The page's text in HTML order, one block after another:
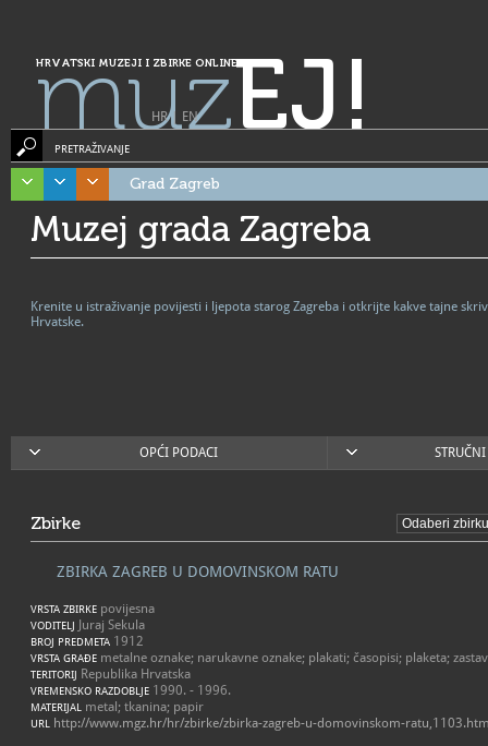
HRVATSKI MUZEJI I ZBIRKE ONLINE
muzEJ!
HR| EN
PRETRAŽIVANJE
Grad Zagreb
Muzej grada Zagreba
Krenite u istraživanje povijesti i ljepota starog Zagreba i otkrijte kakve tajne
Hrvatske.
OPĆI PODACI
Zbirke
ZBIRKA ZAGREB U DOMOVINSKOM RATU
VRSTA ZBIRKE povijesna
VODITELJ Juraj Sekula
BROJ PREDMETA 1912
VRSTA GRAĐE metalne oznake; narukavne oznake; plakati; časopisi; plaketa;
TERITORIJ Republika Hrvatska
VREMENSKO RAZDOBLJE 1990. - 1996.
MATERIJAL metal; tkanina; papir
URL http://www.mgz.hr/hr/zbirke/zbirka-zagreb-u-domovinskom-